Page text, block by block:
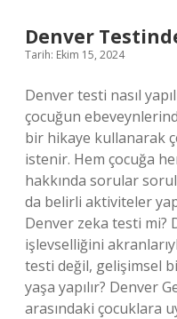
Denver
Tarih: Ekim 15, 2024
Denver testi nasıl
çocuğun
bir hikaye kullanarak
istenir. Hem çocuğa
hakkında sorular
da belirli aktiviteler
Denver zeka testi mi?
işlevselliğini
testi değil, gelişimsel
yaşa yapılır? Denver
arasındaki çocuklara